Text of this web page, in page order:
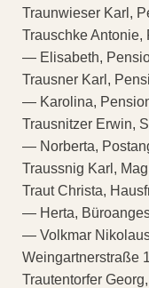
Traunwieser Karl,
Trauschke
— Elisabeth,
Trausner Karl,
— Karolina,
Trausnitzer Erwin,
— Norberta,
Traussnig Karl,
Traut Christa,
— Herta,
— Volkmar
Weingartnerstraße
Trautentorfer